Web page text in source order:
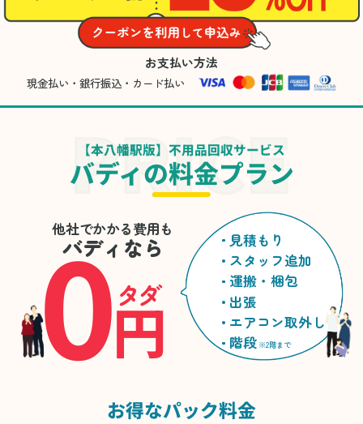
お支払い方法
現金払い・銀行振込・カード払い
【本八幡駅版】不用品回収サービス
バディの料金プラン
他社でかかる費用も
バディなら
0円
タダ
見積もり
スタッフ追加
運搬・梱包
出張
エアコン取外し
階段 ※2階まで
お得なパック料金